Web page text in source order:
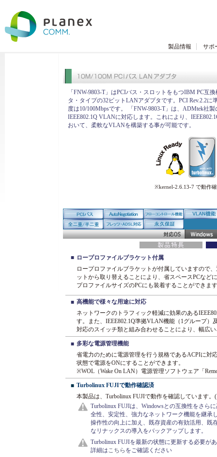
製品情報 サポ
「FNW-9803-T」はPCIバス・スロットをもつIBM PC互
タ・タイプの32ビットLANアダプタです。PCI Rev.2.2
度は10/100Mbpsです。 「FNW-9803-T」は、ADMtek社
IEEE802.1Q VLANに対応します。これにより、
おいて、柔軟なVLANを構築する事が可能です。
※kernel-2.6.13-7 で動作
■ ロープロファイルブラケット付属
ロープロファイルブラケットが付属していますので
ットから取り替えることにより、省スペースPCなど
プロファイルサイズのPCにも装着することができま
■ 高機能で様々な用途に対応
ネットワークのトラフィック軽減に効果のある
す。また、IEEE802.1Q準拠VLAN機能（1グループ）
対応のスイッチ類と組み合わせることにより、幅広
■ 多彩な電源管理機能
省電力のために電源管理を行う規格であるACPIに対
状態で電源をONにすることができます。
※WOL（Wake On LAN）電源管理ソフトウェア「
■ Turbolinux FUJIで動作確認済
本製品は、Turbolinux FUJIで動作を確認しています。
Turbolinux FUJIは、Windowsとの互換性をさら
全性、安定性、強力なネットワーク機能を継承
操作性の向上に加え、既存資産の有効活用、既
なリナックスの導入をバックアップします。
Turbolinux FUJIを最新の状態に更新する必要が
詳細はこちら をご確認ください